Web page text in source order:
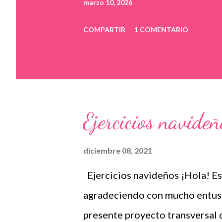
marzo 10, 2026
COMPARTIR 1 COMENTARIO
Ejercicios
diciembre 08, 2021
Ejercicios navideños ¡Hola!
agradeciendo con mucho
presente proyecto transversal